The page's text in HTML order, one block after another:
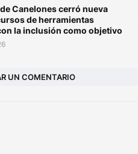
Canelones cerró nueva
de herramientas
la inclusión como objetivo
UN COMENTARIO